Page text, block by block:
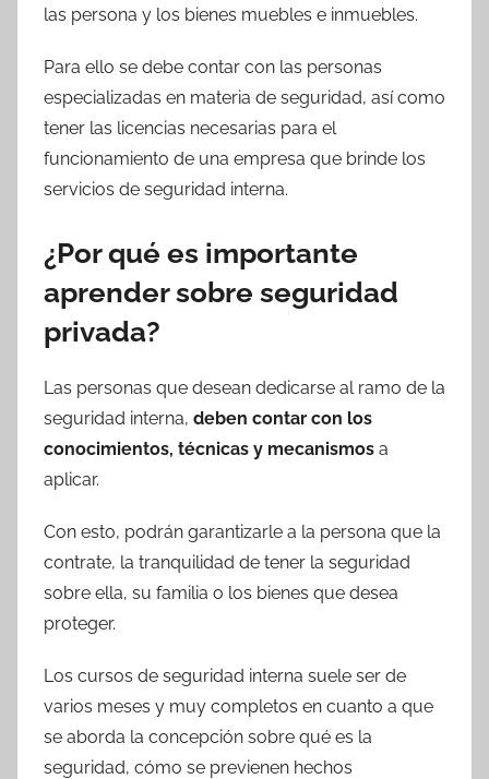
las persona y los bienes muebles e inmuebles.
Para ello se debe contar con las personas
especializadas en materia de seguridad, así como
tener las licencias necesarias para el
funcionamiento de una empresa que brinde los
servicios de seguridad interna.
¿Por qué es importante
aprender sobre seguridad
privada?
Las personas que desean dedicarse al ramo de la
seguridad interna, deben contar con los
conocimientos, técnicas y mecanismos a
aplicar.
Con esto, podrán garantizarle a la persona que la
contrate, la tranquilidad de tener la seguridad
sobre ella, su familia o los bienes que desea
proteger.
Los cursos de seguridad interna suele ser de
varios meses y muy completos en cuanto a que
se aborda la concepción sobre qué es la
seguridad, cómo se previenen hechos